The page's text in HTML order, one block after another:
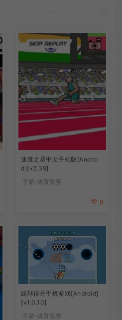
速度之星中文手机版[Androi
d][v2.39]
手游-体育竞赛
0
踢球得分手机游戏[Android]
[v1.0.10]
手游-体育竞赛